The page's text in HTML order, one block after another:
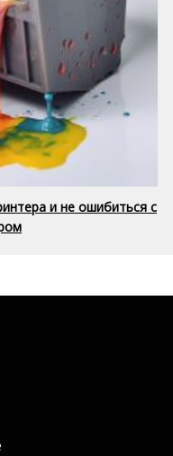
и не ошибиться с